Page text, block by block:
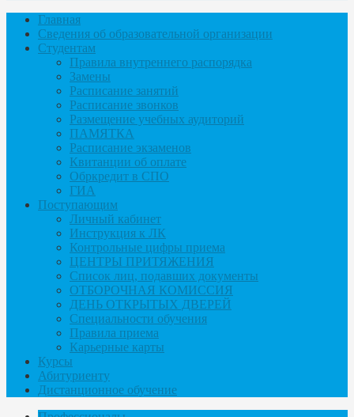
Главная
Сведения об образовательной организации
Студентам
Правила внутреннего распорядка
Замены
Расписание занятий
Расписание звонков
Размещение учебных аудиторий
ПАМЯТКА
Расписание экзаменов
Квитанции об оплате
Обркредит в СПО
ГИА
Поступающим
Личный кабинет
Инструкция к ЛК
Контрольные цифры приема
ЦЕНТРЫ ПРИТЯЖЕНИЯ
Список лиц, подавших документы
ОТБОРОЧНАЯ КОМИССИЯ
ДЕНЬ ОТКРЫТЫХ ДВЕРЕЙ
Специальности обучения
Правила приема
Карьерные карты
Курсы
Абитуриенту
Дистанционное обучение